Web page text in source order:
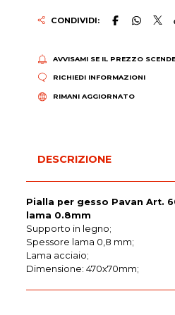
CONDIVIDI:
AVVISAMI SE IL PREZZO SCENDE
RICHIEDI INFORMAZIONI
RIMANI AGGIORNATO
DESCRIZIONE
Pialla per gesso Pavan Art.
lama 0.8mm
Supporto in legno;
Spessore lama 0,8 mm;
Lama acciaio;
Dimensione: 470x70mm;